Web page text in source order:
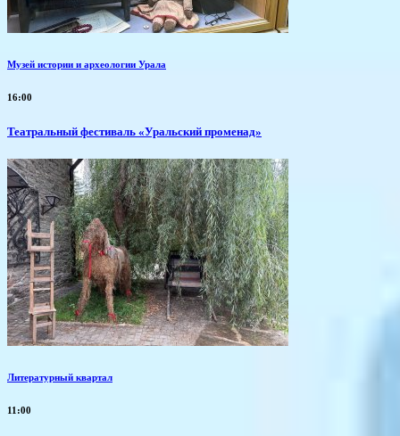
Музей истории и археологии Урала
16:00
Театральный фестиваль «Уральский променад»
Литературный квартал
11:00